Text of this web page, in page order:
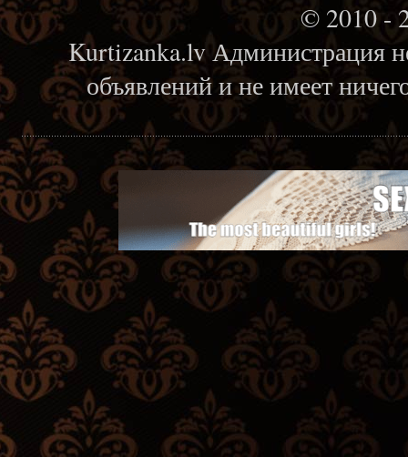
© 2010 -
Kurtizanka.lv Администрация
объявлений и не имеет